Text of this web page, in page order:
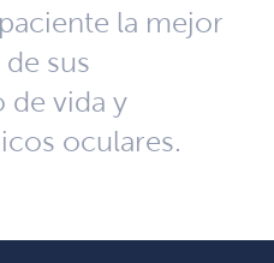
la mejor
sus
de vida y
oculares.